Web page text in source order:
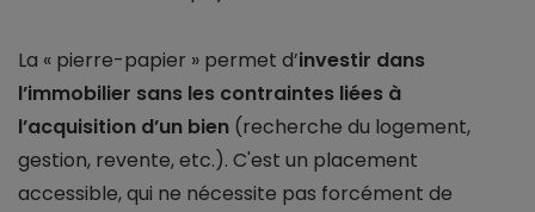
La « pierre-papier » permet d’investir dans
l’immobilier sans les contraintes liées à
l’acquisition d’un bien (recherche du logement,
gestion, revente, etc.). C'est un placement
accessible, qui ne nécessite pas forcément de